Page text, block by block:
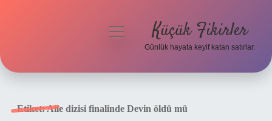
menüyü
Küçük Fikirler
Günlük hayata keyif katan satırlar.
Etiket:Aile dizisi finalinde Devin öldü mü